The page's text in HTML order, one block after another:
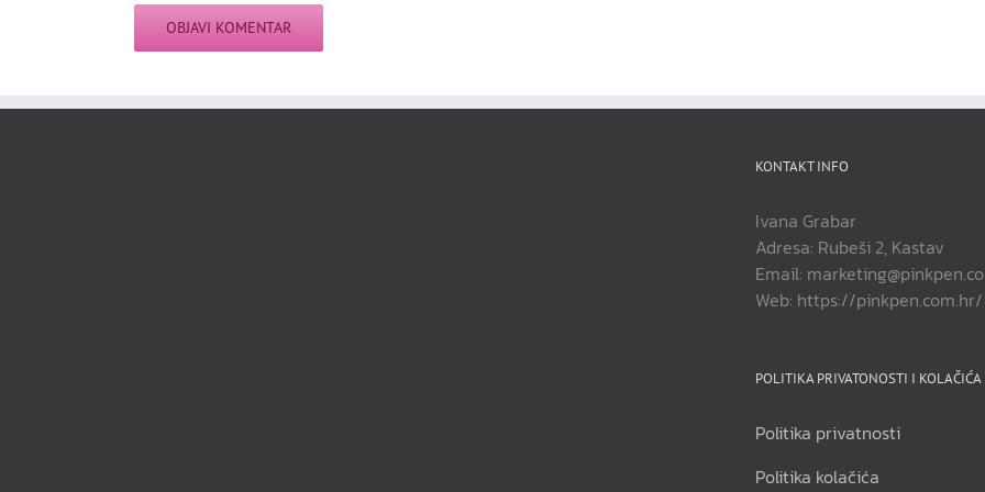
KONTAKT INFO
Ivana Grabar
Adresa: Rubeši 2, Kastav
Email:
Web: https://pinkpen.com.hr/
POLITIKA PRIVATONOSTI I KOLAČIĆA
Politika privatnosti
Politika kolačića